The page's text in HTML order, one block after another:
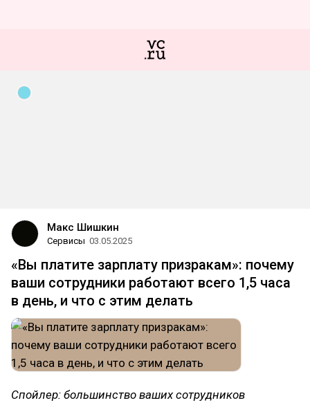
Макс Шишкин
Сервисы 03.05.2025
«Вы платите зарплату призракам»: почему
ваши сотрудники работают всего 1,5 часа
в день, и что с этим делать
Спойлер: большинство ваших сотрудников